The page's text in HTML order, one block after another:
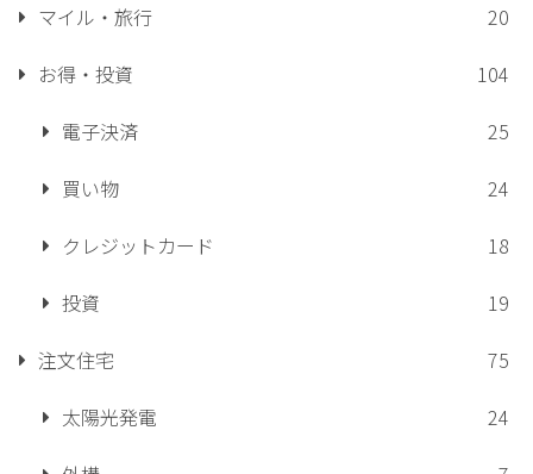
マイル・旅行
20
お得・投資
104
電子決済
25
買い物
24
クレジットカード
18
投資
19
注文住宅
75
太陽光発電
24